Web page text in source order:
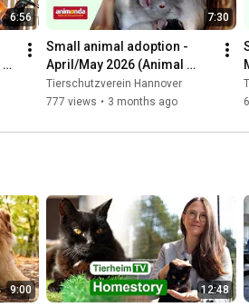
6:56 7:30
Small animal adoption -
April/May 2026 (Animal
Shelter Hannover TV)
Tierschutzverein Hannover
777 views • 3 months ago
9:00 12:48